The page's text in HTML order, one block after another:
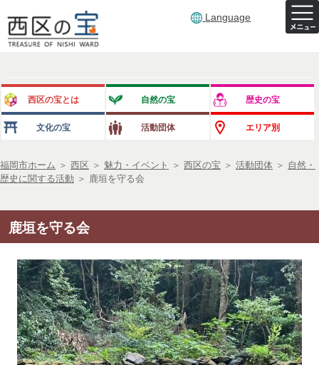
Language
西区の宝とは 自然の宝 歴史の宝
文化の宝 活動団体 エリア別
福岡市ホーム ＞ 西区 ＞ 魅力・イベント ＞ 西区の宝 ＞ 活動団体 ＞ 自然・
歴史に関する活動 ＞ 鹿垣を守る会
鹿垣を守る会